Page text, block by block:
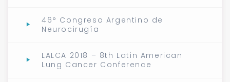
46° Congreso Argentino de
Neurocirugía
LALCA 2018 – 8th Latin American
Lung Cancer Conference